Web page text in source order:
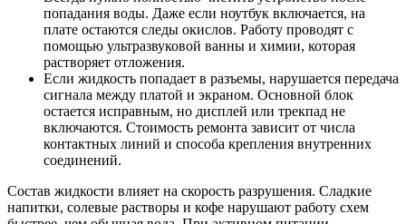
попадания воды. Даже если ноутбук включается, на
плате остаются следы окислов. Работу проводят с
помощью ультразвуковой ванны и химии, которая
растворяет отложения.
Если жидкость попадает в разъемы, нарушается передача
сигнала между платой и экраном. Основной блок
остается исправным, но дисплей или трекпад не
включаются. Стоимость ремонта зависит от числа
контактных линий и способа крепления внутренних
соединений.
Состав жидкости влияет на скорость разрушения. Сладкие
напитки, солевые растворы и кофе нарушают работу схем